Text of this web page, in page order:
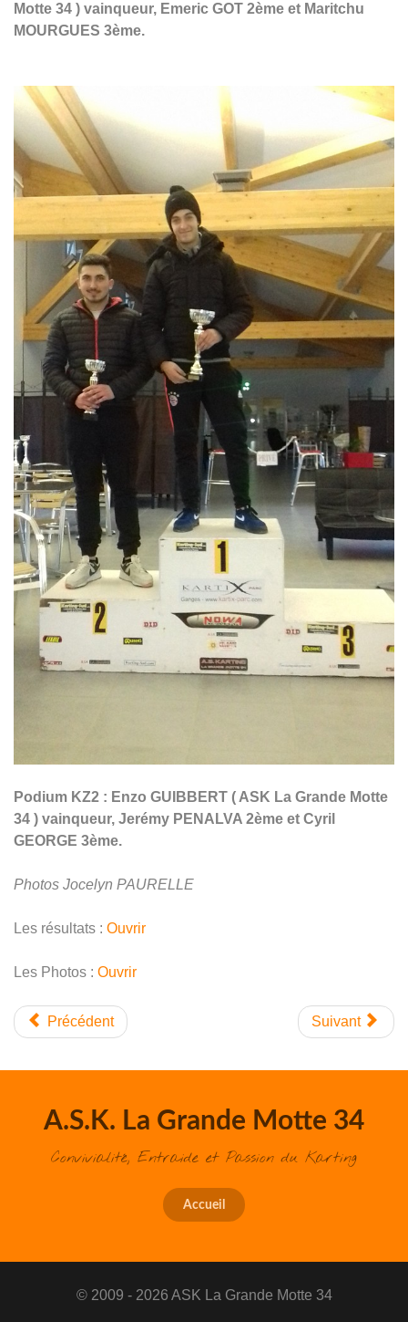
Motte 34 ) vainqueur, Emeric GOT 2ème et Maritchu
MOURGUES 3ème.
Podium KZ2 : Enzo GUIBBERT ( ASK La Grande Motte
34 ) vainqueur, Jerémy PENALVA 2ème et Cyril
GEORGE 3ème.
Photos Jocelyn PAURELLE
Les résultats : Ouvrir
Les Photos : Ouvrir
Précédent Suivant
A.S.K. La Grande Motte 34
Convivialité, Entraide et Passion du Karting
Accueil
© 2009 - 2026 ASK La Grande Motte 34